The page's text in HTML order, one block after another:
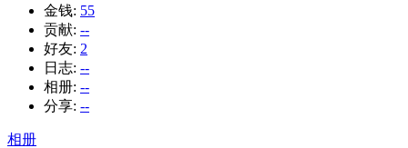
金钱: 55
贡献: --
好友: 2
日志: --
相册: --
分享: --
相册